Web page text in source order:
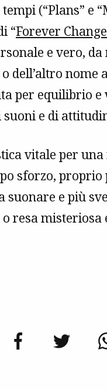
tempi (“Plans” e
“Forever
e vero,
dell’altro nome
per equilibrio
e di
vitale per
sforzo,
suonare e più
resa misteriosa